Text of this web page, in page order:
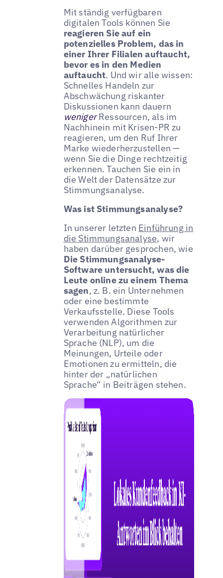
Mit ständig verfügbaren
digitalen Tools können Sie
reagieren Sie auf ein
potenzielles Problem, das in
einer Ihrer Filialen auftaucht,
bevor es in den Medien
auftaucht. Und wir alle wissen:
Schnelles Handeln zur
Abschwächung riskanter
Diskussionen kann dauern
wenigerRessourcen, als im
Nachhinein mit Krisen-PR zu
reagieren, um den Ruf Ihrer
Marke wiederherzustellen —
wenn Sie die Dinge rechtzeitig
erkennen. Tauchen Sie ein in
die Welt der Datensätze zur
Stimmungsanalyse.
Was ist Stimmungsanalyse?
In unserer letzten Einführung in
die Stimmungsanalyse, wir
haben darüber gesprochen, wie
Die Stimmungsanalyse-
Software untersucht, was die
Leute online zu einem Thema
sagen, z. B. ein Unternehmen
oder eine bestimmte
Verkaufsstelle. Diese Tools
verwenden Algorithmen zur
Verarbeitung natürlicher
Sprache (NLP), um die
Meinungen, Urteile oder
Emotionen zu ermitteln, die
hinter der „natürlichen
Sprache“ in Beiträgen stehen.